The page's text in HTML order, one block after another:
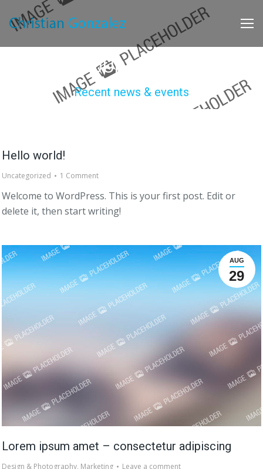
OUR BLOG
Recent news & events
Hello world!
Uncategorized 1 Comment
Welcome to WordPress. This is your first post. Edit or
delete it, then start writing!
AUG
29
Lorem ipsum amet – consectetur adipiscing
Design & Photography, Marketing Leave a comment